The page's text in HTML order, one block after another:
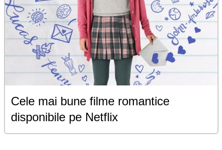
Cele mai bune filme romantice
disponibile pe Netflix